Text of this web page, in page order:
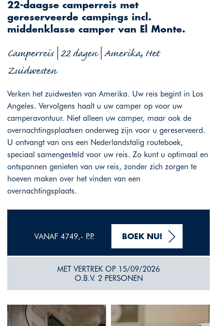
22-daagse camperreis met
gereserveerde campings incl.
middenklasse camper van El Monte.
Camperreis | 22 dagen | Amerika, Het
Zuidwesten
Verken het zuidwesten van Amerika. Uw reis begint in Los
Angeles. Vervolgens haalt u uw camper op voor uw
camperavontuur. Niet alleen uw camper, maar ook de
overnachtingsplaatsen onderweg zijn voor u gereserveerd.
U ontvangt van ons een Nederlandstalig routeboek,
speciaal samengesteld voor uw reis. Zo kunt u optimaal en
ontspannen genieten van uw reis, zonder zich zorgen te
hoeven maken over het vinden van een
overnachtingsplaats.
VANAF 4749,- P.P. BOEK NU!
MET VERTREK OP 15/09/2026
O.B.V. 2 PERSONEN